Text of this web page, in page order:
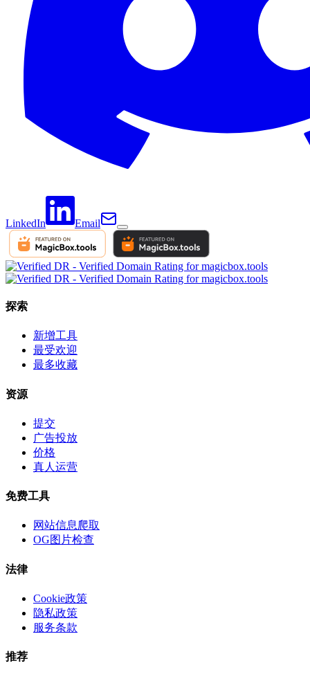
LinkedIn Email
探索
新增工具
最受欢迎
最多收藏
资源
提交
广告投放
价格
真人运营
免费工具
网站信息爬取
OG图片检查
法律
Cookie政策
隐私政策
服务条款
推荐